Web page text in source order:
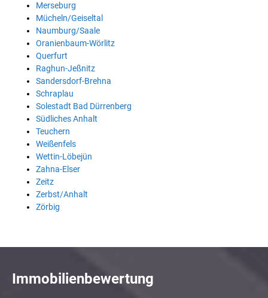
Merseburg
Mücheln/Geiseltal
Naumburg/Saale
Oranienbaum-Wörlitz
Querfurt
Raghun-Jeßnitz
Sandersdorf-Brehna
Schraplau
Solestadt Bad Dürrenberg
Südliches Anhalt
Teuchern
Weißenfels
Wettin-Löbejün
Zahna-Elser
Zeitz
Zerbst/Anhalt
Zörbig
Immobilienbewertung